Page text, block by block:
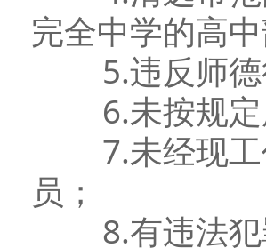
完全中学的高
5.违反师德
6.未按规定
7.未经现工
员；
8.有违法犯